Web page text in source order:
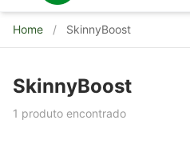
Home / SkinnyBoost
SkinnyBoost
1 produto encontrado